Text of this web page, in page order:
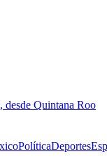
Quintana Roo
PolíticaDeportes